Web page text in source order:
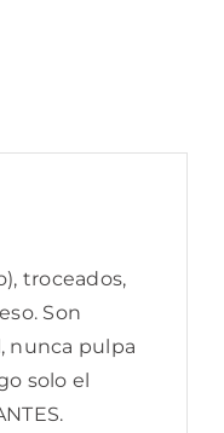
troceados,
Son
nunca pulpa
solo el